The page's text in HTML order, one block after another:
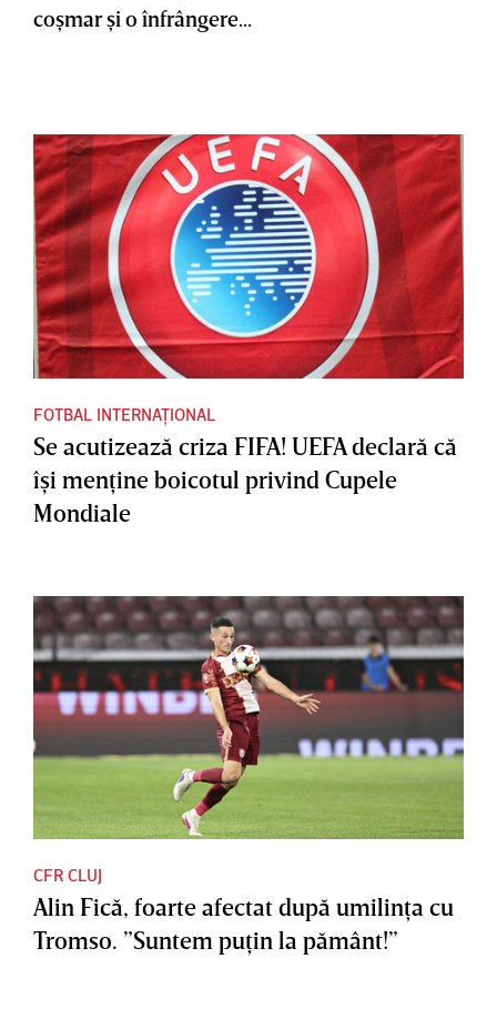
coşmar şi o înfrângere...
FOTBAL INTERNAȚIONAL
Se acutizează criza FIFA! UEFA declară că
îşi menţine boicotul privind Cupele
Mondiale
CFR CLUJ
Alin Fică, foarte afectat după umilinţa cu
Tromso. ”Suntem puţin la pământ!”